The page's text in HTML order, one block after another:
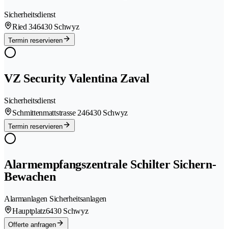
Sicherheitsdienst
Ried 346430 Schwyz
Termin reservieren
VZ Security Valentina Zaval
Sicherheitsdienst
Schmittenmattstrasse 246430 Schwyz
Termin reservieren
Alarmempfangszentrale Schilter Sichern-
Bewachen
Alarmanlagen Sicherheitsanlagen
Hauptplatz6430 Schwyz
Offerte anfragen